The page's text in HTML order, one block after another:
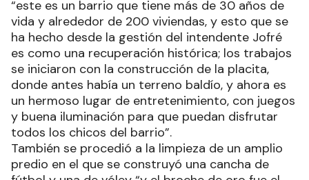
“este es un barrio que tiene más de 30 años de
vida y alrededor de 200 viviendas, y esto que se
ha hecho desde la gestión del intendente Jofré
es como una recuperación histórica; los trabajos
se iniciaron con la construcción de la placita,
donde antes había un terreno baldío, y ahora es
un hermoso lugar de entretenimiento, con juegos
y buena iluminación para que puedan disfrutar
todos los chicos del barrio”.
También se procedió a la limpieza de un amplio
predio en el que se construyó una cancha de